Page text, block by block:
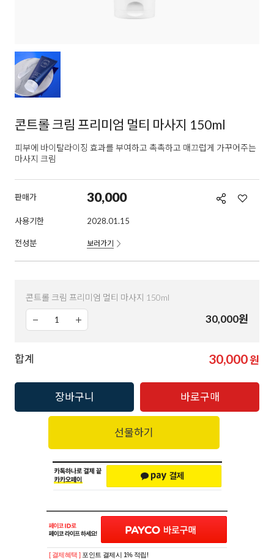
콘트롤 크림 프리미엄 멀티 마사지 150ml
피부에 바이탈라이징 효과를 부여하고 촉촉하고 매끄럽게 가꾸어주는
마사지 크림
판매가 30,000
사용기한 2028.01.15
전성분 보러가기
콘트롤 크림 프리미엄 멀티 마사지 150ml
30,000원
합계 30,000원
장바구니 바로구매
선물하기
[ 결제혜택 ] 포인트 결제시 1% 적립!